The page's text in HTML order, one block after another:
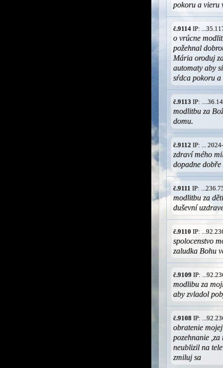
pokoru a vieru
č.9114 IP:
o vrúcne
požehnal
Mária oroduj
automaty aby
sŕdca pokoru
č.9113 IP:
modlitbu za
domu.
č.9112 IP: ...
zdraví mého
dopadne
č.9111 IP:
modlitbu za
duševní
č.9110 IP:
spolocenstvo
zaludka Bohu
č.9109 IP:
modlibu za
aby zvladol
č.9108 IP:
obratenie
pozehnanie
neublizil na
zmiluj sa